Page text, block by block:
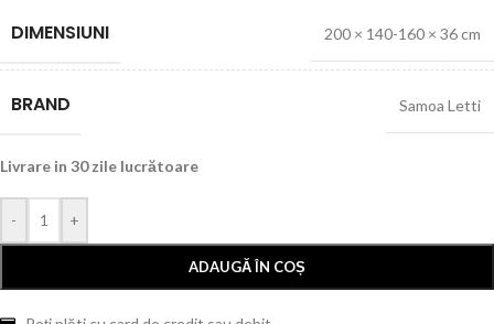
DIMENSIUNI 200 × 140-160 × 36 cm
BRAND Samoa Letti
Livrare in 30 zile lucrătoare
- +
ADAUGĂ ÎN COȘ